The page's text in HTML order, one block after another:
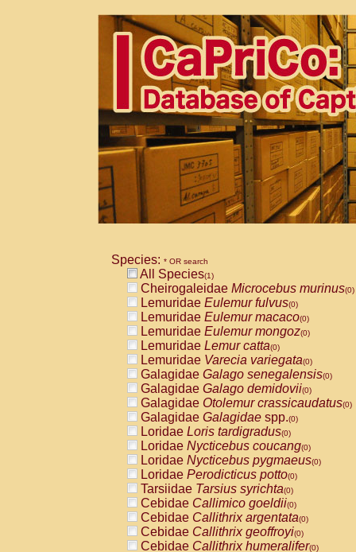
Species: * OR search
All Species(1)
Cheirogaleidae Microcebus murinus(0)
Lemuridae Eulemur fulvus(0)
Lemuridae Eulemur macaco(0)
Lemuridae Eulemur mongoz(0)
Lemuridae Lemur catta(0)
Lemuridae Varecia variegata(0)
Galagidae Galago senegalensis(0)
Galagidae Galago demidovii(0)
Galagidae Otolemur crassicaudatus(0)
Galagidae Galagidae spp.(0)
Loridae Loris tardigradus(0)
Loridae Nycticebus coucang(0)
Loridae Nycticebus pygmaeus(0)
Loridae Perodicticus potto(0)
Tarsiidae Tarsius syrichta(0)
Cebidae Callimico goeldii(0)
Cebidae Callithrix argentata(0)
Cebidae Callithrix geoffroyi(0)
Cebidae Callithrix humeralifer(0)